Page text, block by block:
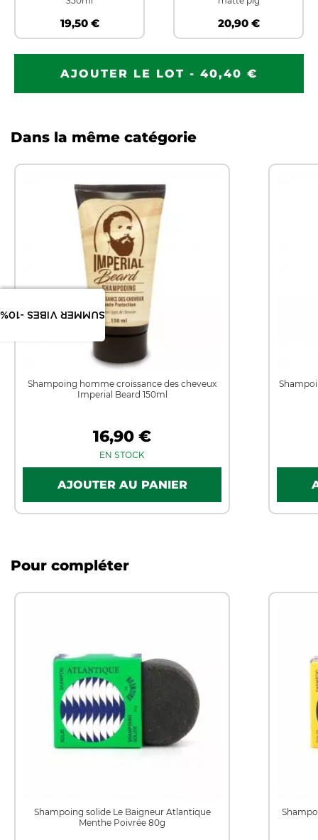
SUMMER VIBES -10%
19,50 € 20,90 €
AJOUTER LE LOT - 40,40 €
Dans la même catégorie
Shampoing homme croissance des cheveux
Imperial Beard 150ml
16,90 €
EN STOCK
Pour compléter
Shampoing solide Le Baigneur Atlantique
Menthe Poivrée 80g